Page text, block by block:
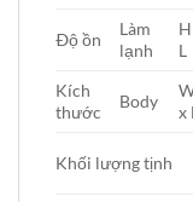
Ðộ ồn
Làm
lạnh
L
Kích
thước
Body
x
Khối lượng tịnh